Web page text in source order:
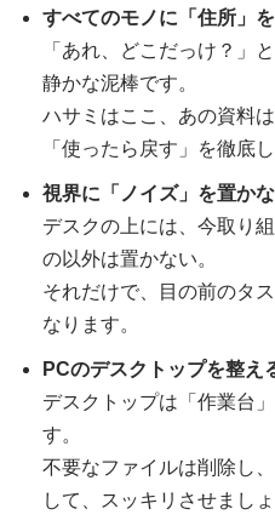
すべてのモノに「住所」
「あれ、どこだっけ？」
静かな泥棒です。
ハサミはここ、あの資料
「使ったら戻す」を徹底
視界に「ノイズ」を置か
デスクの上には、今取り
の以外は置かない。
それだけで、目の前のタ
なります。
PCのデスクトップを整え
デスクトップは「作業台
す。
不要なファイルは削除し
して、スッキリさせましょ